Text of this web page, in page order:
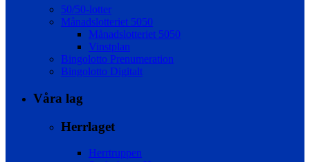
50/50-lotter
Månadslotteriet 5050
Månadslotteriet 5050
Vinstplan
Bingolotto Prenumeration
Bingolotto Digitalt
Våra lag
Herrlaget
Herrtruppen